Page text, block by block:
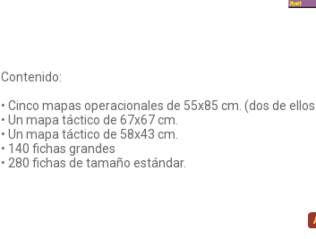
Contenido:
• Cinco mapas operacionales de 55x85 cm. (dos de
• Un mapa táctico de 67x67 cm.
• Un mapa táctico de 58x43 cm.
• 140 fichas grandes
• 280 fichas de tamaño estándar.